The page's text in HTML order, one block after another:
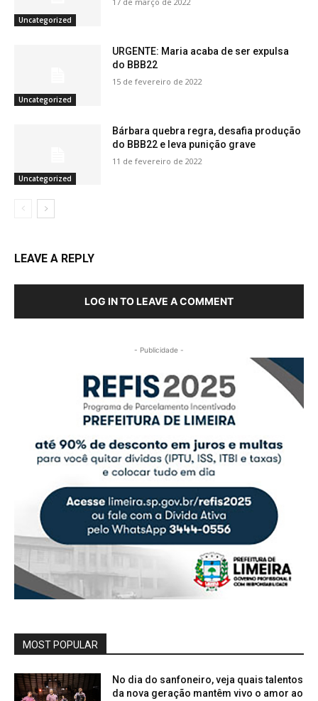
Uncategorized
Uncategorized
URGENTE: Maria acaba de ser expulsa
do BBB22
15 de fevereiro de 2022
Uncategorized
Bárbara quebra regra, desafia produção
do BBB22 e leva punição grave
11 de fevereiro de 2022
LEAVE A REPLY
LOG IN TO LEAVE A COMMENT
- Publicidade -
MOST POPULAR
No dia do sanfoneiro, veja quais talentos
da nova geração mantêm vivo o amor ao